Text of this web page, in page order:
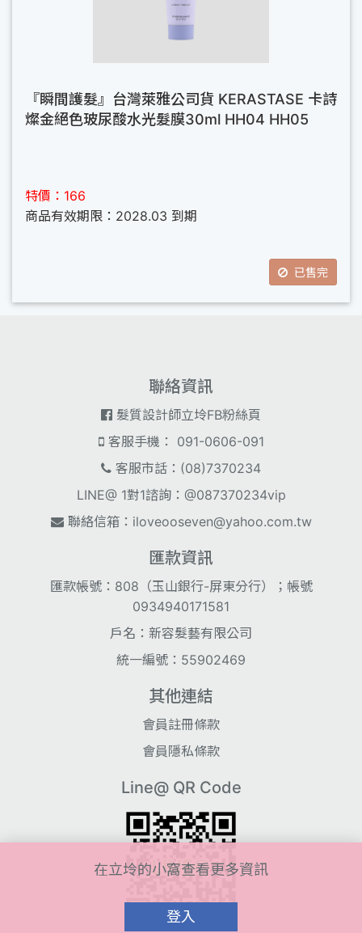
『瞬間護髮』台灣萊雅公司貨 KERASTASE 卡詩
燦金絕色玻尿酸水光髮膜30ml HH04 HH05
特價：166
商品有效期限：2028.03 到期
已售完
聯絡資訊
髮質設計師立坽FB粉絲頁
客服手機： 091-0606-091
客服市話：(08)7370234
LINE@ 1對1諮詢：@087370234vip
聯絡信箱： iloveooseven@yahoo.com.tw
匯款資訊
匯款帳號：808（玉山銀行-屏東分行）；帳號
0934940171581
戶名：新容髮藝有限公司
統一編號：55902469
其他連結
會員註冊條款
會員隱私條款
Line@ QR Code
在立坽的小窩查看更多資訊
登入